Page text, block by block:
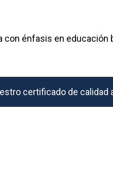
con énfasis en educación
certificado de calidad